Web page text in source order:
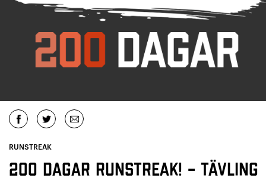
RUNSTREAK
200 DAGAR RUNSTREAK! – TÄVLING